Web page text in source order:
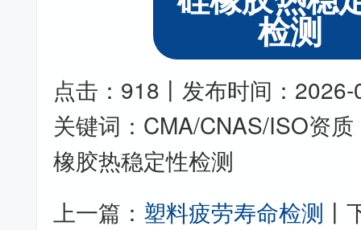
检测
点击：918丨发布时间：
关键词：CMA/CNAS/ISO资
橡胶热稳定性检测
上一篇： 塑料疲劳寿命检测 丨